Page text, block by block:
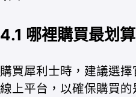
4.1 哪裡購買最划
購買犀利士時，建議選
線上平台，以確保購買